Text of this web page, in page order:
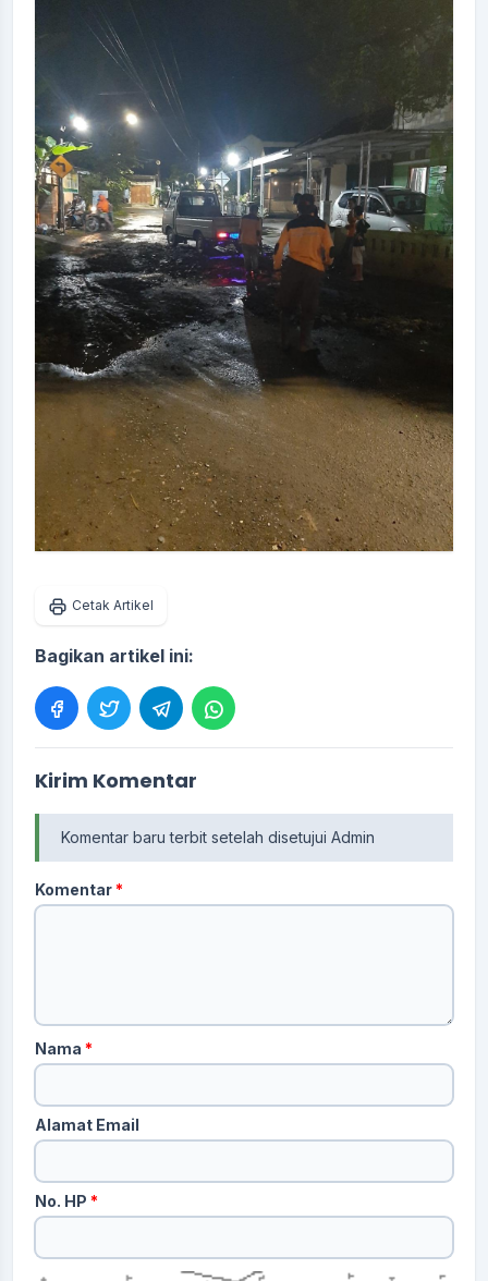
Cetak Artikel
Bagikan artikel ini:
Kirim Komentar
Komentar baru terbit setelah disetujui Admin
Komentar*
Nama *
Alamat Email
No. HP *